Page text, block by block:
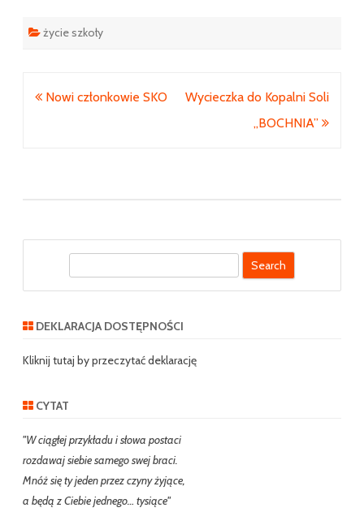
życie szkoły
Nawigacja
Nowi członkowie SKO
Wycieczka do Kopalni Soli
„BOCHNIA”
r
h
DEKLARACJA DOSTĘPNOŚCI
Kliknij tutaj by przeczytać deklarację
CYTAT
"W ciągłej przykładu i słowa postaci
rozdawaj siebie samego swej braci.
Mnóż się ty jeden przez czyny żyjące,
a będą z Ciebie jednego… tysiące"